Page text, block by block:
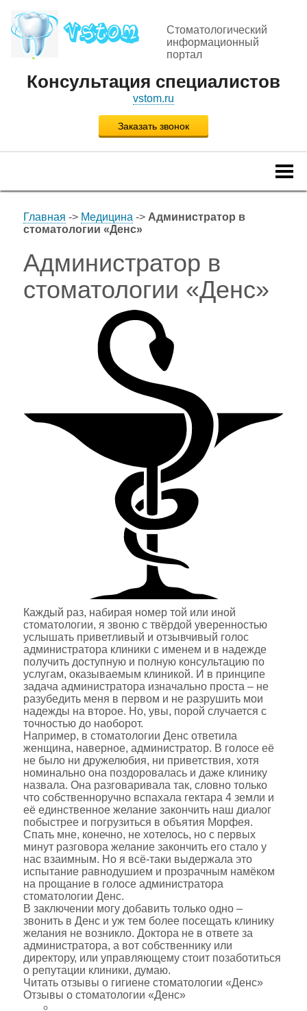
Стоматологический
информационный
портал
Консультация специалистов
vstom.ru
Заказать звонок
Главная -> Медицина -> Администратор в
стоматологии «Денс»
Администратор в
стоматологии «Денс»
Каждый раз, набирая номер той или иной
стоматологии, я звоню с твёрдой уверенностью
услышать приветливый и отзывчивый голос
администратора клиники с именем и в надежде
получить доступную и полную консультацию по
услугам, оказываемым клиникой. И в принципе
задача администратора изначально проста – не
разубедить меня в первом и не разрушить мои
надежды на второе. Но, увы, порой случается с
точностью до наоборот.
Например, в стоматологии Денс ответила
женщина, наверное, администратор. В голосе её
не было ни дружелюбия, ни приветствия, хотя
номинально она поздоровалась и даже клинику
назвала. Она разговаривала так, словно только
что собственноручно вспахала гектара 4 земли и
её единственное желание закончить наш диалог
побыстрее и погрузиться в объятия Морфея.
Спать мне, конечно, не хотелось, но с первых
минут разговора желание закончить его стало у
нас взаимным. Но я всё-таки выдержала это
испытание равнодушием и прозрачным намёком
на прощание в голосе администратора
стоматологии Денс.
В заключении могу добавить только одно –
звонить в Денс и уж тем более посещать клинику
желания не возникло. Доктора не в ответе за
администратора, а вот собственнику или
директору, или управляющему стоит позаботиться
о репутации клиники, думаю.
Читать отзывы о гигиене стоматологии «Денс»
Отзывы о стоматологии «Денс»